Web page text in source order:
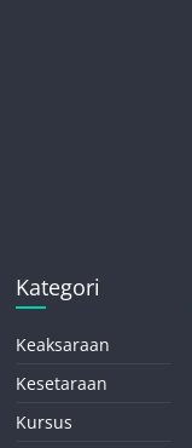
Kategori
Keaksaraan
Kesetaraan
Kursus